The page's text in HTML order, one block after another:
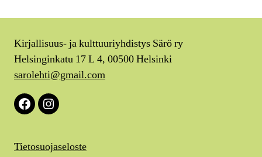
Kirjallisuus- ja kulttuuriyhdistys Särö ry
Helsinginkatu 17 L 4, 00500 Helsinki
sarolehti@gmail.com
FacebookInstagram
Tietosuojaseloste